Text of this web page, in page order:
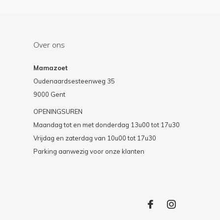
Over ons
Mamazoet
Oudenaardsesteenweg 35
9000 Gent
OPENINGSUREN
Maandag tot en met donderdag 13u00 tot 17u30
Vrijdag en zaterdag van 10u00 tot 17u30
Parking aanwezig voor onze klanten